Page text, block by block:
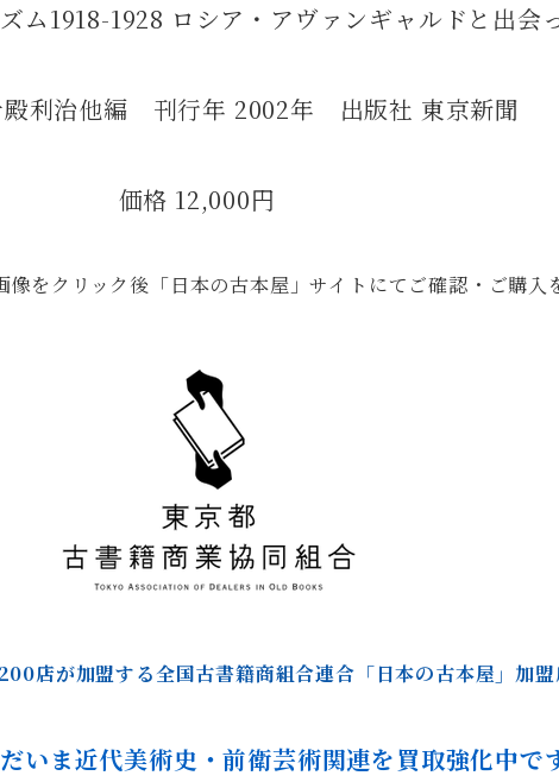
ム1918-1928 ロシア・アヴァンギャルドと出会
殿利治他編 刊行年 2002年 出版社 東京新聞
価格 12,000円
をクリック後「日本の古本屋」サイトにてご確認・ご購入
店が加盟する全国古書籍商組合連合「日本の古本屋」加盟
いま近代美術史・前衛芸術関連を買取強化中です